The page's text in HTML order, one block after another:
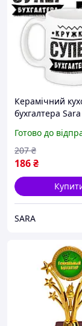
Керамічний
бухгалтера
роботу або для
домашнього
Готово до
186₴
207 ₴
SARA